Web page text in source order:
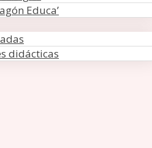
Educa’
didácticas